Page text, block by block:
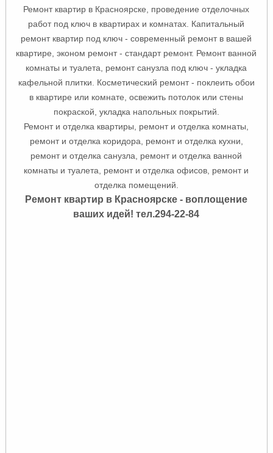
Ремонт квартир в Красноярске, проведение отделочных
работ под ключ в квартирах и комнатах. Капитальный
ремонт квартир под ключ - современный ремонт в вашей
квартире, эконом ремонт - стандарт ремонт. Ремонт ванной
комнаты и туалета, ремонт санузла под ключ - укладка
кафельной плитки. Косметический ремонт - поклеить обои
в квартире или комнате, освежить потолок или стены
покраской, укладка напольных покрытий.
Ремонт и отделка квартиры, ремонт и отделка комнаты,
ремонт и отделка коридора, ремонт и отделка кухни,
ремонт и отделка санузла, ремонт и отделка ванной
комнаты и туалета, ремонт и отделка офисов, ремонт и
отделка помещений.
Ремонт квартир в Красноярске - воплощение
ваших идей!тел.294-22-84